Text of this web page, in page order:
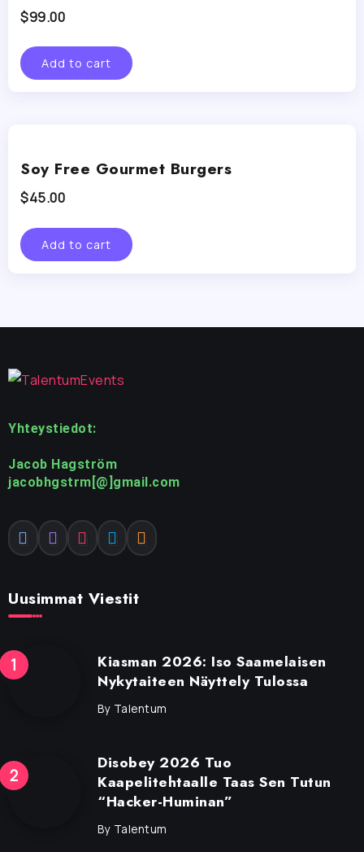
$99.00
Add to cart
Soy Free Gourmet Burgers
$45.00
Add to cart
Yhteystiedot:
Jacob Hagström
jacobhgstrm[@]gmail.com
Uusimmat Viestit
Kiasman 2026: Iso Saamelaisen
Nykytaiteen Näyttely Tulossa
By Talentum
Disobey 2026 Tuo
Kaapelitehtaalle Taas Sen Tutun
“Hacker-Huminan”
By Talentum